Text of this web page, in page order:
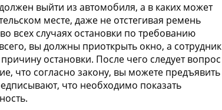
выйти из автомобиля, а в каких может
месте, даже не отстегивая ремень
всех случаях остановки по требованию
вы должны приоткрыть окно, а сотрудник
остановки. После чего следует вопрос
что согласно закону, вы можете предъявить
что необходимо показать